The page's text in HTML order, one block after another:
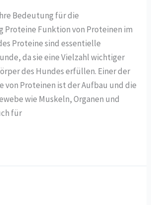
Bedeutung für die
Proteine Funktion von Proteinen im
Proteine sind essentielle
da sie eine Vielzahl wichtiger
des Hundes erfüllen. Einer der
von Proteinen ist der Aufbau und die
wie Muskeln, Organen und
für